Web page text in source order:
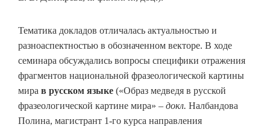
Тематика докладов отличалась актуальностью и
разноаспектностью в обозначенном векторе. В ходе
семинара обсуждались вопросы специфики отражения
фрагментов национальной фразеологической картины
мира в русском языке («Образ медведя в русской
фразеологической картине мира» – докл. Налбандова
Полина, магистрант 1-го курса направления